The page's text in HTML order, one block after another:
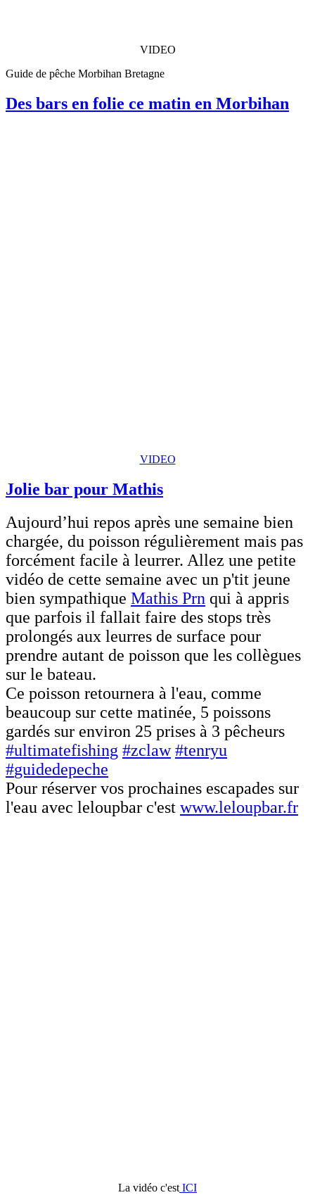
VIDEO
Guide de pêche Morbihan Bretagne
Des bars en folie ce matin en Morbihan
VIDEO
Jolie bar pour Mathis
Aujourd’hui repos après une semaine bien
chargée, du poisson régulièrement mais pas
forcément facile à leurrer. Allez une petite
vidéo de cette semaine avec un p'tit jeune
bien sympathique Mathis Prn qui à appris
que parfois il fallait faire des stops très
prolongés aux leurres de surface pour
prendre autant de poisson que les collègues
sur le bateau.
Ce poisson retournera à l'eau, comme
beaucoup sur cette matinée, 5 poissons
gardés sur environ 25 prises à 3 pêcheurs
#ultimatefishing #zclaw #tenryu
#guidedepeche
Pour réserver vos prochaines escapades sur
l'eau avec leloupbar c'est www.leloupbar.fr
La vidéo c'est ICI